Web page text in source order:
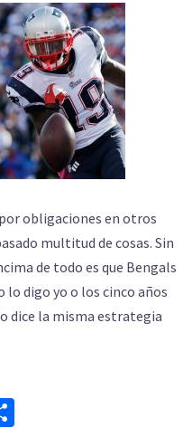
obligaciones en otros
multitud de cosas. Sin
de todo es que Bengals
lo digo yo o los cinco años
dice la misma estrategia